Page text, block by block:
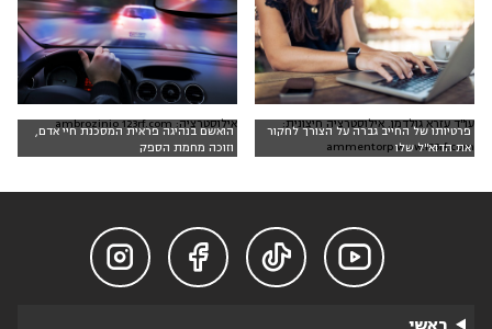
פרטיותו של החייב גברה על הצורך לחקור
את הדוא"ל שלו
עו"ד עזרא גולדמן. אילוסטרציה חיצונית:
ammentorp www.123rf.com
הואשם בנהיגה פראית המסכנת חיי אדם,
וזוכה מחמת הספק
אילוסטרציה: ambrozinio 123rf.com



